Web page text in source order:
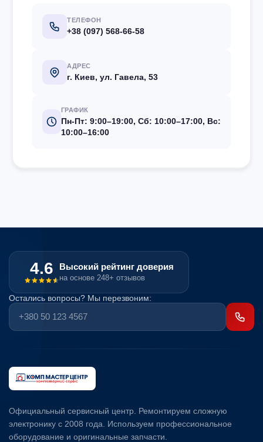
ТЕЛЕФОН
+38 (097) 568-66-58
АДРЕС
г. Киев, ул. Гавела, 53
ГРАФИК
Пн-Пт: 9:00–19:00, Сб: 10:00–17:00, Вс:
10:00–16:00
4.6 Высокий рейтинг доверия
на основе 248+ отзывов
Остались вопросы? Мы перезвоним:
Официальный сервисный центр. Ремонтируем сложную
электронику с 2008 года. Используем профессиональное
оборудование и оригинальные запчасти.